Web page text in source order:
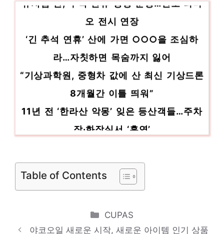
인기 상품 추천 제품 2023
오 전시 연장
‘긴 추석 연휴’ 산에 가면 ○○○을 조심하
라…자칫하면 목숨까지 잃어
“기상과학원, 중형차 값에 산 최신 기상드론
8개월간 이틀 띄워”
11년 전 ‘한라산 악몽’ 잊은 등산객들…주차
장·화장실서 ‘흡연’
“천연 다이아몬드 산 사람이 또 산다” 랩그
“밥 안 차려줘” 70평생 같이 산 아내 수차
례 찔러 살해
Table of Contents
Categories
CUPAS
야코오일 새로운 시작, 새로운 아이템 인기 상품